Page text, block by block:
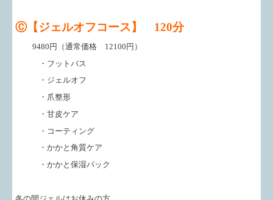
Ⓒ【ジェルオフコース】 120分
9480円（通常価格 12100円）
・フットバス
・ジェルオフ
・爪整形
・甘皮ケア
・コーティング
・かかと角質ケア
・かかと保湿パック